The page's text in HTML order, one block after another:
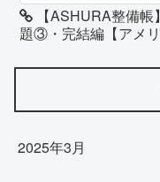
【ASHURA整備
題③・完結編【アメ
2025年3月